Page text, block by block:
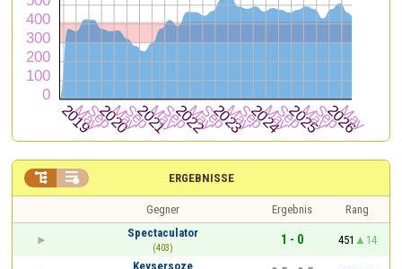
ERGEBNISSE
 
Gegner Ergebnis
Rang
Spectaculator
(403)
1 - 0 451
14
Keysersoze